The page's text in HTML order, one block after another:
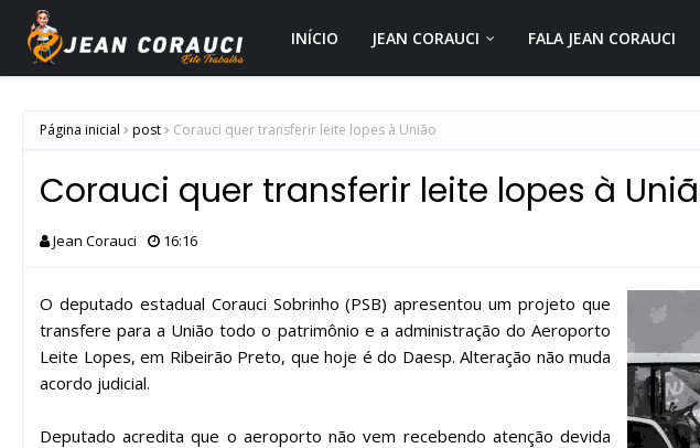
INÍCIO JEAN CORAUCI FALA JEAN CORAUCI
Página inicial post Corauci quer transferir leite lopes à União
Corauci quer transferir leite lopes à
Jean Corauci 16:16
O deputado estadual Corauci Sobrinho (PSB) apresentou um projeto que
transfere para a União todo o patrimônio e a administração do Aeroporto
Leite Lopes, em Ribeirão Preto, que hoje é do Daesp. Alteração não muda
acordo judicial.
Deputado acredita que o aeroporto não vem recebendo atenção devida